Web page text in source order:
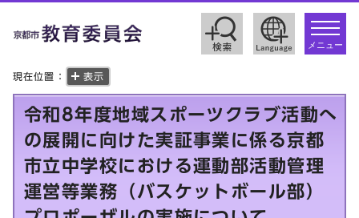
toggle
メニュー
現在位置： 表示
令和8年度地域スポーツクラブ活動へ
の展開に向けた実証事業に係る京都
市立中学校における運動部活動管理
運営等業務（バスケットボール部）